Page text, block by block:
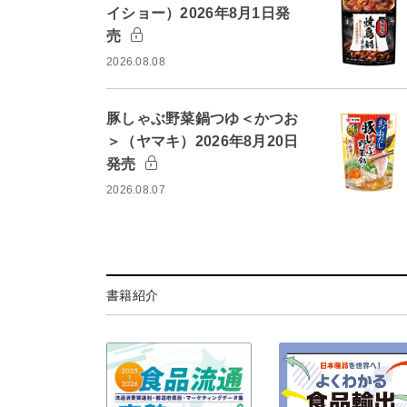
イショー）2026年8月1日発
売
2026.08.08
豚しゃぶ野菜鍋つゆ＜かつお
＞（ヤマキ）2026年8月20日
発売
2026.08.07
書籍紹介